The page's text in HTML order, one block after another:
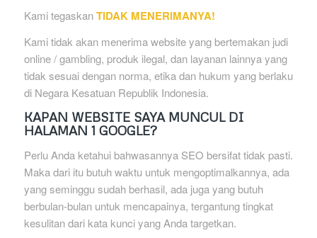
Kami tegaskanTIDAK MENERIMANYA!
Kami tidak akan menerima website yang bertemakan judi
online / gambling, produk ilegal, dan layanan lainnya yang
tidak sesuai dengan norma, etika dan hukum yang berlaku
di Negara Kesatuan Republik Indonesia.
KAPAN WEBSITE SAYA MUNCUL DI
HALAMAN 1 GOOGLE?
Perlu Anda ketahui bahwasannya SEO bersifat tidak pasti.
Maka dari itu butuh waktu untuk mengoptimalkannya, ada
yang seminggu sudah berhasil, ada juga yang butuh
berbulan-bulan untuk mencapainya, tergantung tingkat
kesulitan dari kata kunci yang Anda targetkan.